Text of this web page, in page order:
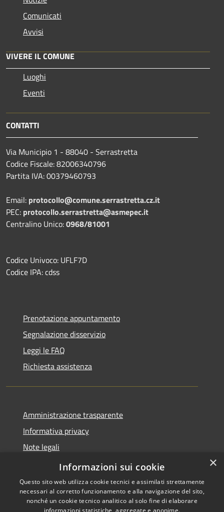
Comunicati
Avvisi
VIVERE IL COMUNE
Luoghi
Eventi
CONTATTI
Via Municipio 1 - 88040 - Serrastretta
Codice Fiscale: 82006340796
Partita IVA: 00379460793
Email: protocollo@comune.serrastretta.cz.it
PEC: protocollo.serrastretta@asmepec.it
Centralino Unico:0968/81001
Codice Univoco: UFLF7D
Codice IPA: cdss
Prenotazione appuntamento
Segnalazione disservizio
Leggi le FAQ
Richiesta assistenza
Amministrazione trasparente
Informativa privacy
Note legali
Dichiarazione di accessibilità
×
Informazioni sui cookie
Questo sito web utilizza cookie tecnici e assimilati strettamente
necessari al corretto funzionamento e alla navigazione del sito,
nonché un cookie tecnico analitico al solo fine di elaborare
informazioni statistiche, aggregate e anonime.